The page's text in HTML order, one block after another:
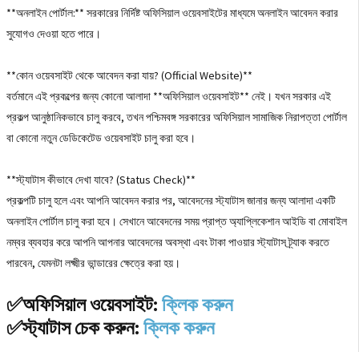
**অনলাইন পোর্টাল:** সরকারের নির্দিষ্ট অফিসিয়াল ওয়েবসাইটের মাধ্যমে অনলাইন আবেদন করার
সুযোগও দেওয়া হতে পারে।
**কোন ওয়েবসাইট থেকে আবেদন করা যায়? (Official Website)**
বর্তমানে এই প্রকল্পের জন্য কোনো আলাদা **অফিসিয়াল ওয়েবসাইট** নেই। যখন সরকার এই
প্রকল্প আনুষ্ঠানিকভাবে চালু করবে, তখন পশ্চিমবঙ্গ সরকারের অফিসিয়াল সামাজিক নিরাপত্তা পোর্টাল
বা কোনো নতুন ডেডিকেটেড ওয়েবসাইট চালু করা হবে।
**স্ট্যাটাস কীভাবে দেখা যাবে? (Status Check)**
প্রকল্পটি চালু হলে এবং আপনি আবেদন করার পর, আবেদনের স্ট্যাটাস জানার জন্য আলাদা একটি
অনলাইন পোর্টাল চালু করা হবে। সেখানে আবেদনের সময় প্রাপ্ত অ্যাপ্লিকেশান আইডি বা মোবাইল
নম্বর ব্যবহার করে আপনি আপনার আবেদনের অবস্থা এবং টাকা পাওয়ার স্ট্যাটাস ট্র্যাক করতে
পারবেন, যেমনটা লক্ষ্মীর ভান্ডারের ক্ষেত্রে করা হয়।
✅অফিসিয়াল ওয়েবসাইট:ক্লিক করুন
✅স্ট্যাটাস চেক করুন:ক্লিক করুন